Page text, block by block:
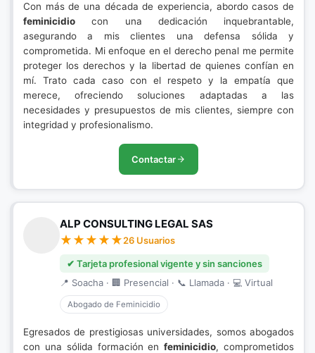
Con más de una década de experiencia, abordo casos de
feminicidio con una dedicación inquebrantable,
asegurando a mis clientes una defensa sólida y
comprometida. Mi enfoque en el derecho penal me permite
proteger los derechos y la libertad de quienes confían en
mí. Trato cada caso con el respeto y la empatía que
merece, ofreciendo soluciones adaptadas a las
necesidades y presupuestos de mis clientes, siempre con
integridad y profesionalismo.
Contactar
ALP CONSULTING LEGAL SAS
26 Usuarios
✔ Tarjeta profesional vigente y sin sanciones
📍 Soacha · 🏢 Presencial · 📞 Llamada · 💻 Virtual
Abogado de Feminicidio
Egresados de prestigiosas universidades, somos abogados
con una sólida formación enfeminicidio, comprometidos